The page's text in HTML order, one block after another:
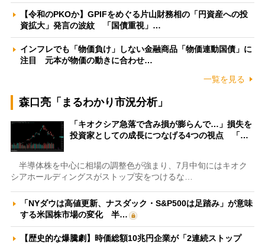
【令和のPKOか】GPIFをめぐる片山財務相の「円資産への投
資拡大」発言の波紋 「国債重視」…
インフレでも「物価負け」しない金融商品「物価連動国債」に
注目 元本が物価の動きに合わせ…
一覧を見る
森口亮「まるわかり市況分析」
「キオクシア急落で含み損が膨らんで…」損失を
投資家としての成長につなげる4つの視点 「…
半導体株を中心に相場の調整色が強まり、7月中旬にはキオク
シアホールディングスがストップ安をつけるな…
「NYダウは高値更新、ナスダック・S&P500は足踏み」が意味
する米国株市場の変化 半…
【歴史的な爆騰劇】時価総額10兆円企業が「2連続ストップ